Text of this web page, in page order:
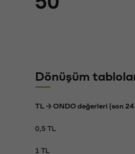
Dönüşüm
TL → ONDO değerleri (son
0,5 TL
1 TL